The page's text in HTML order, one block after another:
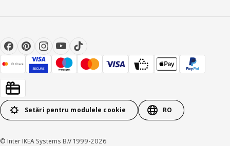
Setări pentru modulele cookie RO
© Inter IKEA Systems B.V 1999-2026